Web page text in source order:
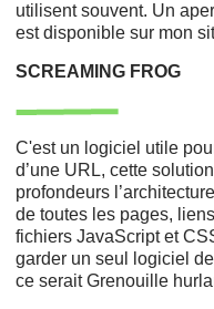
utilisent souvent. Un
est disponible sur mon
SCREAMING FROG
C'est un logiciel utile
d’une URL, cette
profondeurs
de toutes les pages,
fichiers JavaScript et
garder un seul logiciel
ce serait Grenouille